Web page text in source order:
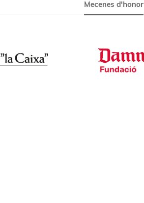
Mecenes d'honor